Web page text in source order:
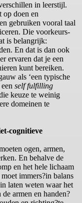
in leerstijl.
op doen en
gebruiken vooral taal
Die voorkeurs-
is belangrijk:
En dat is dan ook
ervaren dat je een
kunt bereiken.
als ‘een typische
self fulfilling
keuze te weinig
domeinen te
cognitieve
ogen, armen,
En behalve de
en het hele lichaam
immers?in balans
laten weten waar het
armen en handen?